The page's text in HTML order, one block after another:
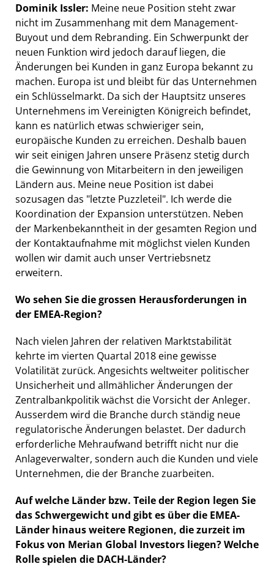
Dominik Issler: Meine neue Position steht zwar
nicht im Zusammenhang mit dem Management-
Buyout und dem Rebranding. Ein Schwerpunkt der
neuen Funktion wird jedoch darauf liegen, die
Änderungen bei Kunden in ganz Europa bekannt zu
machen. Europa ist und bleibt für das Unternehmen
ein Schlüsselmarkt. Da sich der Hauptsitz unseres
Unternehmens im Vereinigten Königreich befindet,
kann es natürlich etwas schwieriger sein,
europäische Kunden zu erreichen. Deshalb bauen
wir seit einigen Jahren unsere Präsenz stetig durch
die Gewinnung von Mitarbeitern in den jeweiligen
Ländern aus. Meine neue Position ist dabei
sozusagen das "letzte Puzzleteil". Ich werde die
Koordination der Expansion unterstützen. Neben
der Markenbekanntheit in der gesamten Region und
der Kontaktaufnahme mit möglichst vielen Kunden
wollen wir damit auch unser Vertriebsnetz
erweitern.
Wo sehen Sie die grossen Herausforderungen in
der EMEA-Region?
Nach vielen Jahren der relativen Marktstabilität
kehrte im vierten Quartal 2018 eine gewisse
Volatilität zurück. Angesichts weltweiter politischer
Unsicherheit und allmählicher Änderungen der
Zentralbankpolitik wächst die Vorsicht der Anleger.
Ausserdem wird die Branche durch ständig neue
regulatorische Änderungen belastet. Der dadurch
erforderliche Mehraufwand betrifft nicht nur die
Anlageverwalter, sondern auch die Kunden und viele
Unternehmen, die der Branche zuarbeiten.
Auf welche Länder bzw. Teile der Region legen Sie
das Schwergewicht und gibt es über die EMEA-
Länder hinaus weitere Regionen, die zurzeit im
Fokus von Merian Global Investors liegen? Welche
Rolle spielen die DACH-Länder?